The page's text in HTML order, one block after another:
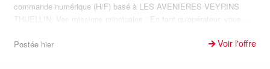
commande numérique (H/F) basé à LES AVENIERES VEYRINS
THUELLIN. Vos missions principales : En tant qu'opérateur, vous...
Postée hier Voir l'offre